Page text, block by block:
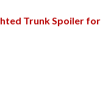
Trunk Spoiler for